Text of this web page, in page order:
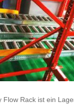
Flow Rack ist ein